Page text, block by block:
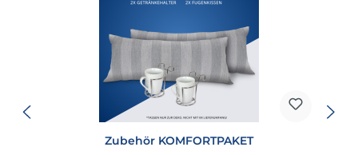
Zubehör KOMFORTPAKET